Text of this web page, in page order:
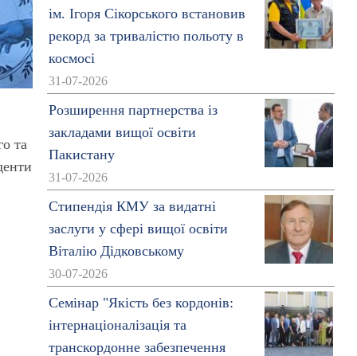
та
ім. Ігоря Сікорського встановив
рекорд за тривалістю польоту в
космосі
31-07-2026
Розширення партнерства із
закладами вищої освіти
Пакистану
31-07-2026
Стипендія КМУ за видатні
заслуги у сфері вищої освіти
Віталію Дідковському
30-07-2026
Семінар "Якість без кордонів:
інтернаціоналізація та
транскордонне забезпечення